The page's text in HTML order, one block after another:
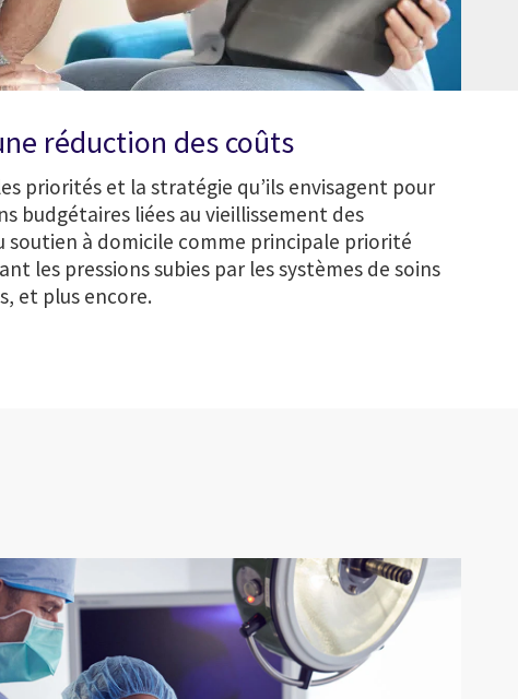
réduction des coûts
priorités et la stratégie qu’ils envisagent pour
budgétaires liées au vieillissement des
à domicile comme principale priorité
les pressions subies par les systèmes de soins
et plus encore.